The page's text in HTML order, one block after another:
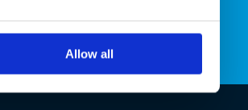
Allow all